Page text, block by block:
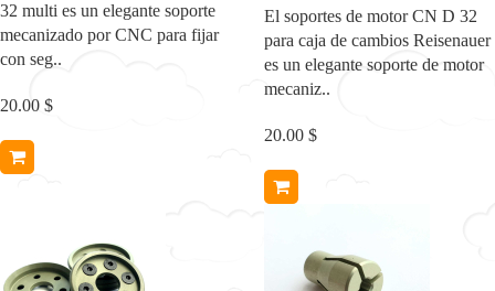
32 multi es un elegante soporte
mecanizado por CNC para fijar
con seg..
20.00 $
El soportes de motor CN D 32
para caja de cambios Reisenauer
es un elegante soporte de motor
mecaniz..
20.00 $